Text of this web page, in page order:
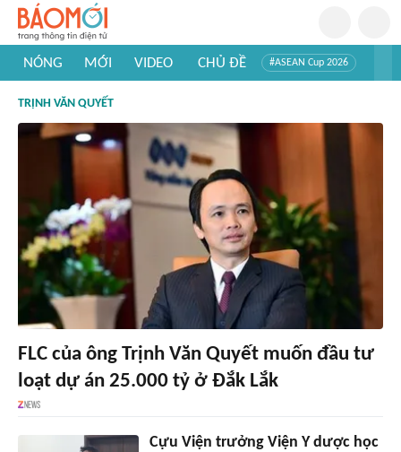
NÓNG MỚI VIDEO CHỦ ĐỀ #ASEAN Cup 2026
#Khám phá thế giới
TRỊNH VĂN QUYẾT
FLC của ông Trịnh Văn Quyết muốn đầu tư
loạt dự án 25.000 tỷ ở Đắk Lắk
Cựu Viện trưởng Viện Y dược học